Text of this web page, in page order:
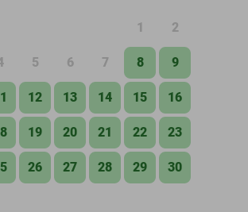
1 2
5 6 7 8 9
12 13 14 15 16
19 20 21 22 23
26 27 28 29 30